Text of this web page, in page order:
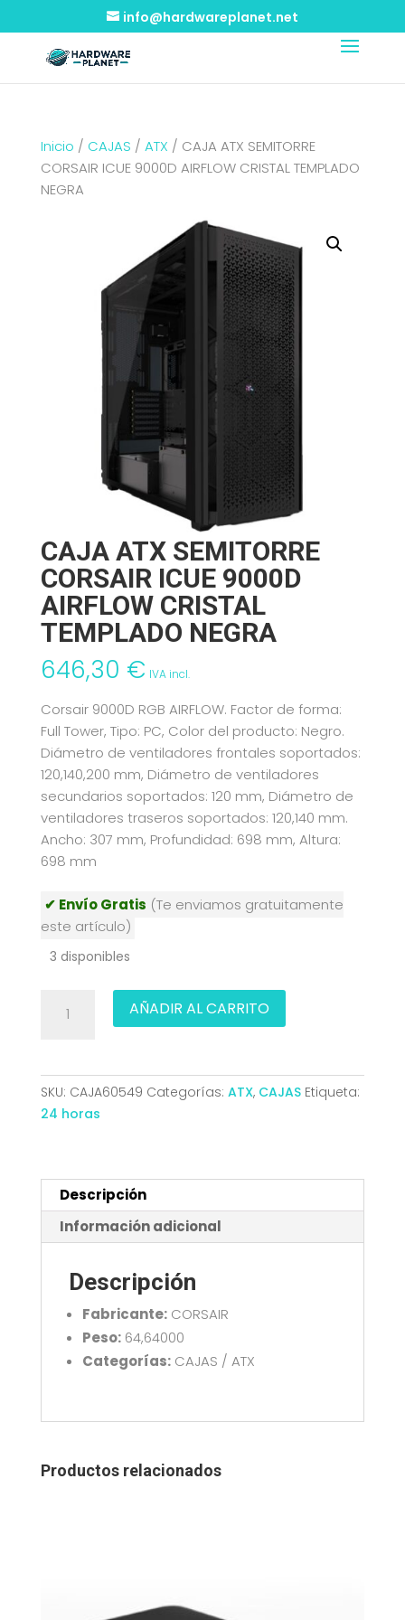
info@hardwareplanet.net
Inicio / CAJAS / ATX / CAJA ATX SEMITORRE
CORSAIR ICUE 9000D AIRFLOW CRISTAL TEMPLADO
NEGRA
CAJA ATX SEMITORRE
CORSAIR ICUE 9000D
AIRFLOW CRISTAL
TEMPLADO NEGRA
646,30 € IVA incl.
Corsair 9000D RGB AIRFLOW. Factor de forma:
Full Tower, Tipo: PC, Color del producto: Negro.
Diámetro de ventiladores frontales soportados:
120,140,200 mm, Diámetro de ventiladores
secundarios soportados: 120 mm, Diámetro de
ventiladores traseros soportados: 120,140 mm.
Ancho: 307 mm, Profundidad: 698 mm, Altura:
698 mm
✔ Envío Gratis (Te enviamos gratuitamente
este artículo)
3 disponibles
ICUE
9000D
NEGRA
cantidad
AÑADIR AL CARRITO
SKU: CAJA60549 Categorías: ATX, CAJAS Etiqueta:
24 horas
Descripción
Información adicional
Descripción
Fabricante:CORSAIR
Peso:64,64000
Categorías:CAJAS / ATX
Productos relacionados